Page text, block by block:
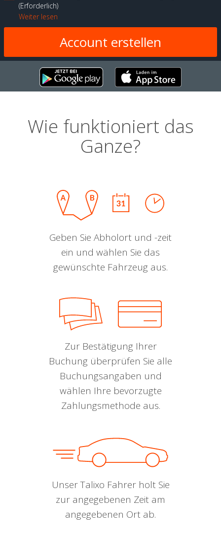
Erforderlich
Weiter lesen
Wie funktioniert das
Ganze?
Geben Sie Abholort und -zeit
ein und wählen Sie das
gewünschte Fahrzeug aus.
Zur Bestätigung Ihrer
Buchung überprüfen Sie alle
Buchungsangaben und
wählen Ihre bevorzugte
Zahlungsmethode aus.
Unser Talixo Fahrer holt Sie
zur angegebenen Zeit am
angegebenen Ort ab.